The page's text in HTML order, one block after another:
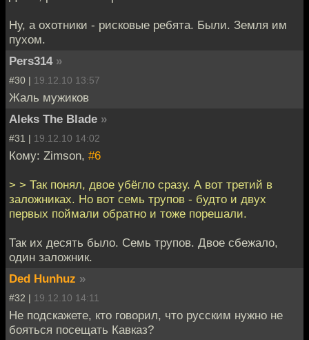
Ну, а охотники - рисковые ребята. Были. Земля им
пухом.
Pers314 »
#30 | 19.12.10 13:57
Жаль мужиков
Aleks The Blade »
#31 | 19.12.10 14:02
Кому: Zimson, #6
> > Так понял, двое убёгло сразу. А вот третий в
заложниках. Но вот семь трупов - будто и двух
первых поймали обратно и тоже порешали.
Так их десять было. Семь трупов. Двое сбежало,
один заложник.
Ded Hunhuz »
#32 | 19.12.10 14:11
Не подскажете, кто говорил, что русским нужно не
бояться посещать Кавказ?